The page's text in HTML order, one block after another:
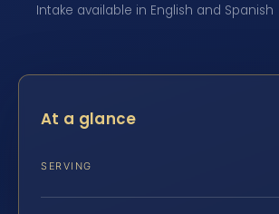
Intake available in English and Spanish
At a glance
SERVING